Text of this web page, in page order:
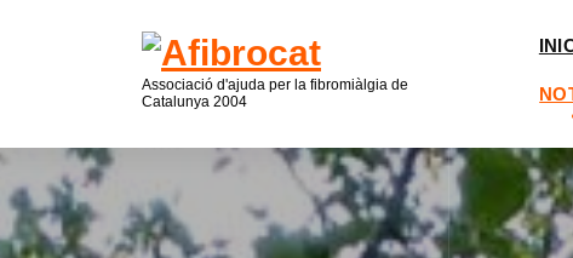
Associació d'ajuda per la fibromiàlgia de
Catalunya 2004